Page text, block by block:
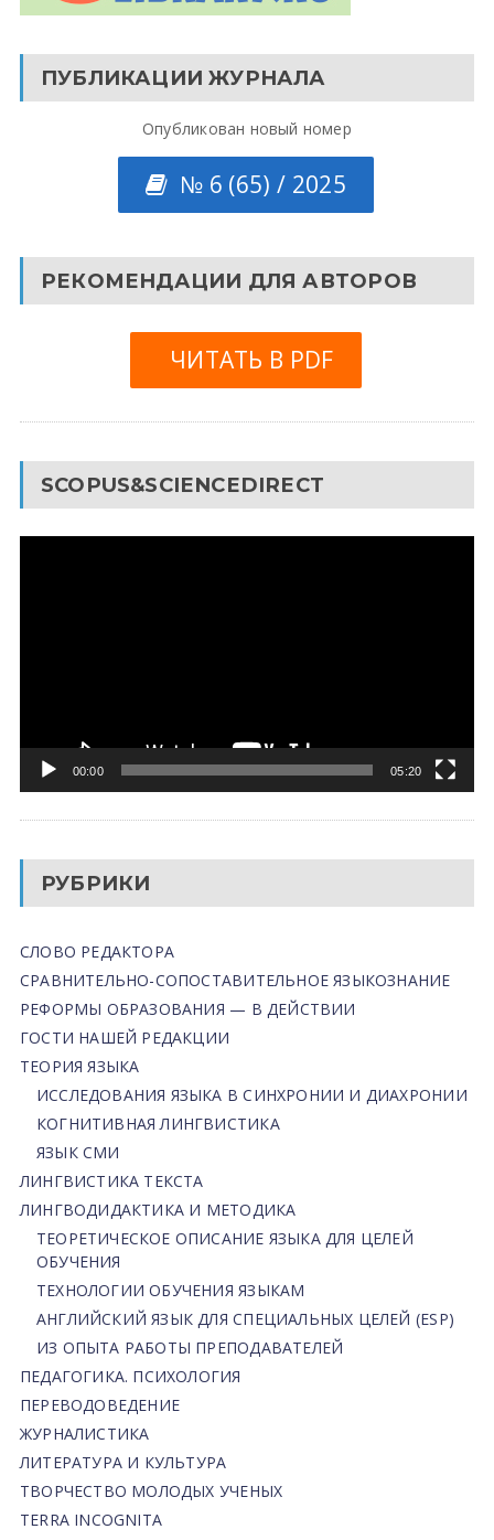
ПУБЛИКАЦИИ ЖУРНАЛА
Опубликован новый номер
№ 6 (65) / 2025
РЕКОМЕНДАЦИИ ДЛЯ АВТОРОВ
ЧИТАТЬ В PDF
SCOPUS&SCIENCEDIRECT
00:00 05:20
РУБРИКИ
СЛОВО РЕДАКТОРА
СРАВНИТЕЛЬНО-СОПОСТАВИТЕЛЬНОЕ ЯЗЫКОЗНАНИЕ
РЕФОРМЫ ОБРАЗОВАНИЯ — В ДЕЙСТВИИ
ГОСТИ НАШЕЙ РЕДАКЦИИ
ТЕОРИЯ ЯЗЫКА
ИССЛЕДОВАНИЯ ЯЗЫКА В СИНХРОНИИ И ДИАХРОНИИ
КОГНИТИВНАЯ ЛИНГВИСТИКА
ЯЗЫК СМИ
ЛИНГВИСТИКА ТЕКСТА
ЛИНГВОДИДАКТИКА И МЕТОДИКА
ТЕОРЕТИЧЕСКОЕ ОПИСАНИЕ ЯЗЫКА ДЛЯ ЦЕЛЕЙ
ОБУЧЕНИЯ
ТЕХНОЛОГИИ ОБУЧЕНИЯ ЯЗЫКАМ
АНГЛИЙСКИЙ ЯЗЫК ДЛЯ СПЕЦИАЛЬНЫХ ЦЕЛЕЙ (ESP)
ИЗ ОПЫТА РАБОТЫ ПРЕПОДАВАТЕЛЕЙ
ПЕДАГОГИКА. ПСИХОЛОГИЯ
ПЕРЕВОДОВЕДЕНИЕ
ЖУРНАЛИСТИКА
ЛИТЕРАТУРА И КУЛЬТУРА
ТВОРЧЕСТВО МОЛОДЫХ УЧЕНЫХ
TERRA INCOGNITA